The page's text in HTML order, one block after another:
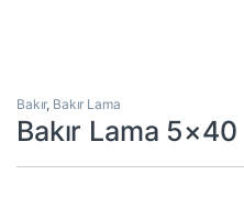
Bakır, Bakır Lama
Bakır Lama